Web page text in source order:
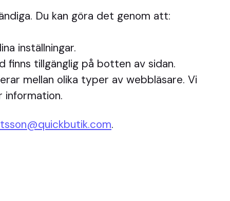
Du kan göra det genom att:
inställningar.
finns tillgänglig på botten av sidan.
mellan olika typer av webbläsare. Vi
.